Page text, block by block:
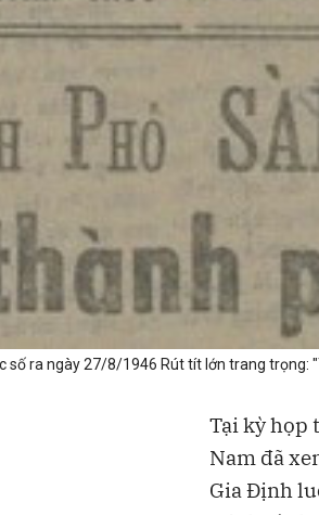
số ra ngày 27/8/1946 Rút tít lớn trang trọng:
Tại kỳ họp
Nam đã
Gia Định